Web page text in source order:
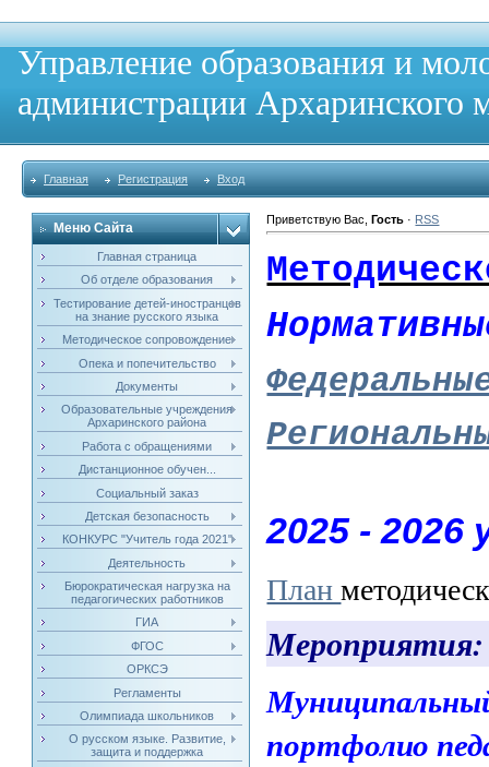
Управление образования и
администрации Архаринского
Главная Регистрация Вход
Меню Сайта
Главная страница
Об отделе образования
Тестирование детей-иностранцев
на знание русского языка
Методическое сопровождение
Опека и попечительство
Документы
Образовательные учреждения
Архаринского района
Работа с обращениями
Дистанционное обучен...
Социальный заказ
Детская безопасность
КОНКУРС "Учитель года 2021"
Деятельность
Бюрократическая нагрузка на
педагогических работников
ГИА
ФГОС
ОРКСЭ
Регламенты
Олимпиада школьников
О русском языке. Развитие,
защита и поддержка
Приветствую Вас ,Гость · RSS
2025 - 2026
План
портфолио